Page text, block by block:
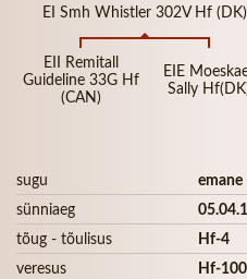
EI Smh Whistler 302V Hf (DK)
EII Remitall
Guideline 33G Hf
(CAN)
EIE
Sally
sugu
emane
sünniaeg
tõug - tõulisus
Hf-4
veresus
Hf-